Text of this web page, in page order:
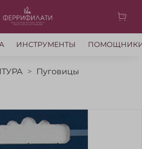
ИНСТРУМЕНТЫ
Пуговицы